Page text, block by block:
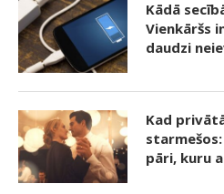
Kādā
Vienkāršs
daudzi
Kad
pāri, kuru